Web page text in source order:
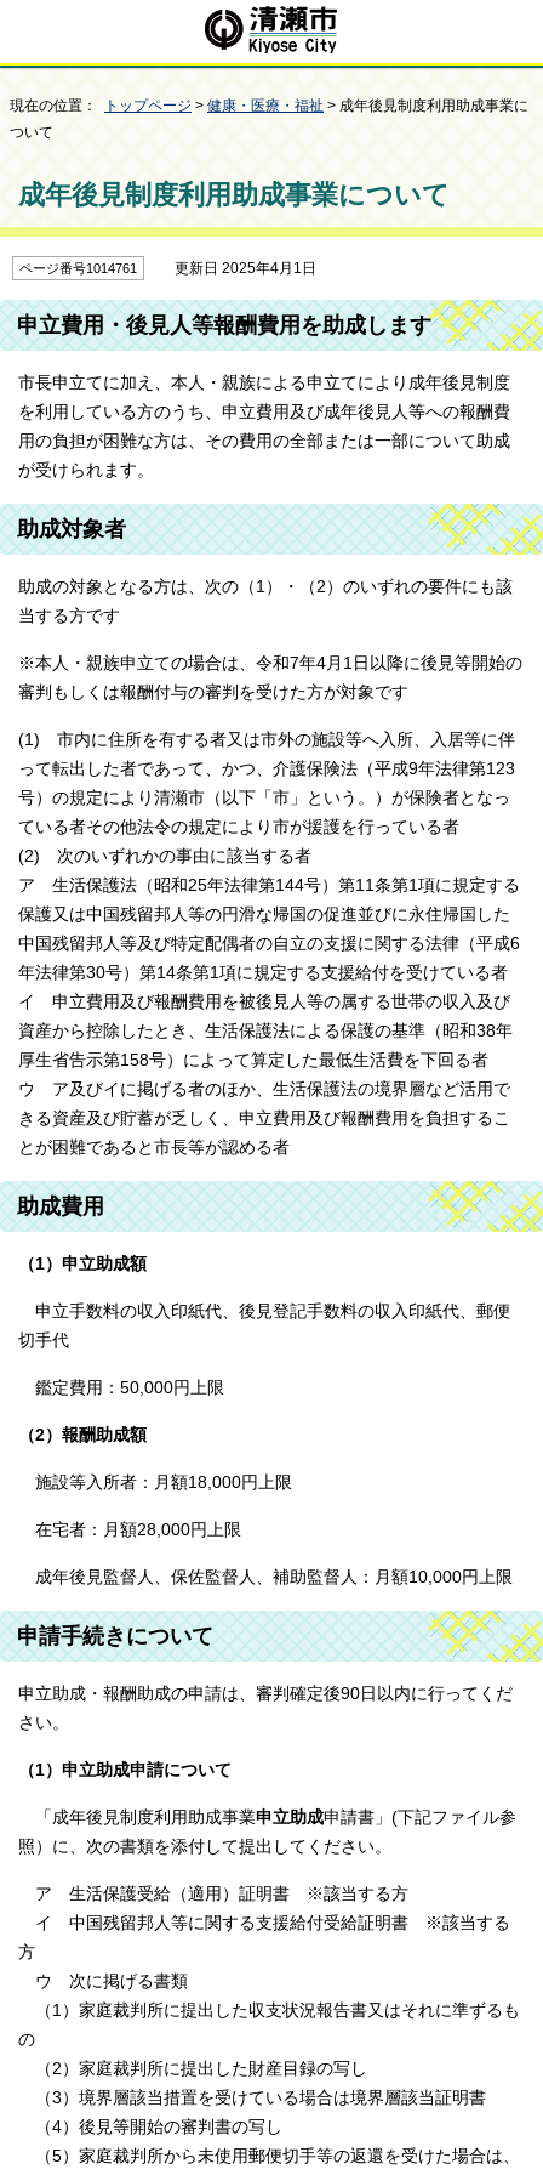
現在の位置： トップページ > 健康・医療・福祉 > 成年後見制度利用助成事業に
ついて
成年後見制度利用助成事業について
ページ番号1014761 更新日 2025年4月1日
申立費用・後見人等報酬費用を助成します
市長申立てに加え、本人・親族による申立てにより成年後見制度
を利用している方のうち、申立費用及び成年後見人等への報酬費
用の負担が困難な方は、その費用の全部または一部について助成
が受けられます。
助成対象者
助成の対象となる方は、次の（1）・（2）のいずれの要件にも該
当する方です
※本人・親族申立ての場合は、令和7年4月1日以降に後見等開始の
審判もしくは報酬付与の審判を受けた方が対象です
(1) 市内に住所を有する者又は市外の施設等へ入所、入居等に伴
って転出した者であって、かつ、介護保険法（平成9年法律第123
号）の規定により清瀬市（以下「市」という。）が保険者となっ
ている者その他法令の規定により市が援護を行っている者
(2) 次のいずれかの事由に該当する者
ア 生活保護法（昭和25年法律第144号）第11条第1項に規定する
保護又は中国残留邦人等の円滑な帰国の促進並びに永住帰国した
中国残留邦人等及び特定配偶者の自立の支援に関する法律（平成6
年法律第30号）第14条第1項に規定する支援給付を受けている者
イ 申立費用及び報酬費用を被後見人等の属する世帯の収入及び
資産から控除したとき、生活保護法による保護の基準（昭和38年
厚生省告示第158号）によって算定した最低生活費を下回る者
ウ ア及びイに掲げる者のほか、生活保護法の境界層など活用で
きる資産及び貯蓄が乏しく、申立費用及び報酬費用を負担するこ
とが困難であると市長等が認める者
助成費用
（1）申立助成額
申立手数料の収入印紙代、後見登記手数料の収入印紙代、郵便
切手代
鑑定費用：50,000円上限
（2）報酬助成額
施設等入所者：月額18,000円上限
在宅者：月額28,000円上限
成年後見監督人、保佐監督人、補助監督人：月額10,000円上限
申請手続きについて
申立助成・報酬助成の申請は、審判確定後90日以内に行ってくだ
さい。
（1）申立助成申請について
「成年後見制度利用助成事業申立助成申請書」(下記ファイル参
照）に、次の書類を添付して提出してください。
ア 生活保護受給（適用）証明書 ※該当する方
イ 中国残留邦人等に関する支援給付受給証明書 ※該当する
方
ウ 次に掲げる書類
（1）家庭裁判所に提出した収支状況報告書又はそれに準ずるも
の
（2）家庭裁判所に提出した財産目録の写し
（3）境界層該当措置を受けている場合は境界層該当証明書
（4）後見等開始の審判書の写し
（5）家庭裁判所から未使用郵便切手等の返還を受けた場合は、